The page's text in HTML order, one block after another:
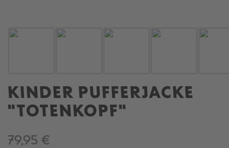
KINDER PUFFERJACKE
"TOTENKOPF"
79,95 €